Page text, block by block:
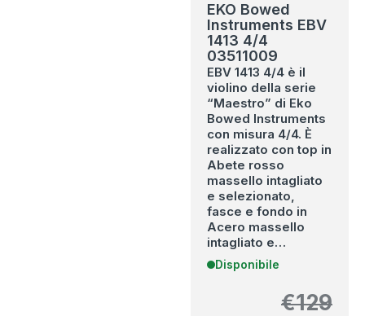
EKO Bowed
Instruments EBV
1413 4/4
03511009
EBV 1413 4/4 è il
violino della serie
“Maestro” di Eko
Bowed Instruments
con misura 4/4. È
realizzato con top in
Abete rosso
massello intagliato
e selezionato,
fasce e fondo in
Acero massello
intagliato e…
Disponibile
€129